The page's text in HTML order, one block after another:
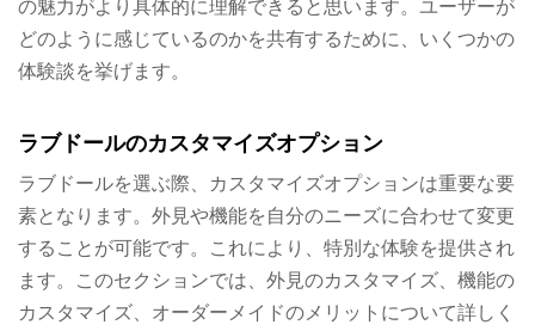
の魅力がより具体的に理解できると思います。ユーザーが
どのように感じているのかを共有するために、いくつかの
体験談を挙げます。
ラブドールのカスタマイズオプション
ラブドールを選ぶ際、カスタマイズオプションは重要な要
素となります。外見や機能を自分のニーズに合わせて変更
することが可能です。これにより、特別な体験を提供され
ます。このセクションでは、外見のカスタマイズ、機能の
カスタマイズ、オーダーメイドのメリットについて詳しく